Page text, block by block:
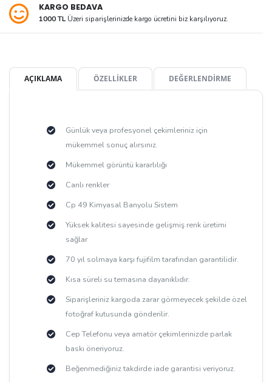
KARGO BEDAVA
1000 TLÜzeri siparişlerinizde kargo ücretini biz karşılıyoruz.
AÇIKLAMA ÖZELLİKLER DEĞERLENDİRME
Günlük veya profesyonel çekimleriniz için
mükemmel sonuç alırsınız.
Mükemmel görüntü kararlılığı
Canlı renkler
Cp 49 Kimyasal Banyolu Sistem
Yüksek kalitesi sayesinde gelişmiş renk üretimi
sağlar
70 yıl solmaya karşı fujifilm tarafından garantilidir.
Kısa süreli su temasına dayanıklıdır.
Siparişleriniz kargoda zarar görmeyecek şekilde özel
fotoğraf kutusunda gönderilir.
Cep Telefonu veya amatör çekimlerinizde parlak
baskı öneriyoruz.
Beğenmediğiniz takdirde iade garantisi veriyoruz.